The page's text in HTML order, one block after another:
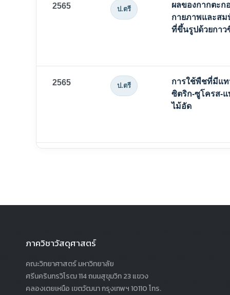
2565 ป.ตรี
ผลของกากตะก
กายภาพและส
ที่ขึ้นรูปด้วยกาว
2565 ป.ตรี
การใช้พืชที่มีแท
ซิตริก-ซูโครส-
ไม้อัด
ภาควิชาวัสดุศาสตร์
คณะวิทยาศาสตร์ มหาวิทยาลัย
ศรีนครินทรวิโรฒ 114 ถนนสุขุมวิท 23 แขวง
คลองเตยเหนือ เขตวัฒนา กรุงเทพฯ 10110 โทร.